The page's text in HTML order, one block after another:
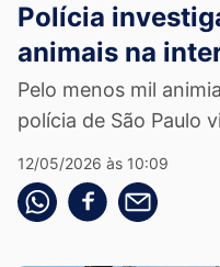
Polícia
animais na
Pelo menos mil
polícia de São Paulo
12/05/2026 às 10:09
Compartilhe pelo whatsapp
Compartilhar no
Compartilhe